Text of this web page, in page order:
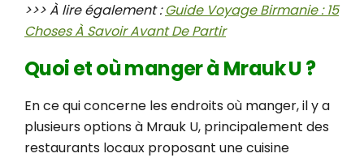
>>> À lire également :Guide Voyage Birmanie : 15
Choses À Savoir Avant De Partir
Quoi et où manger à Mrauk U ?
En ce qui concerne les endroits où manger, il y a
plusieurs options à Mrauk U, principalement des
restaurants locaux proposant une cuisine